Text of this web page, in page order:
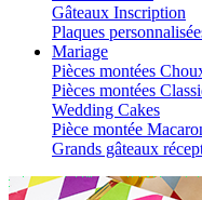
Gâteaux Inscription
Plaques
Mariage
Pièces montées
Pièces montées
Wedding Cakes
Pièce montée
Grands gâteaux